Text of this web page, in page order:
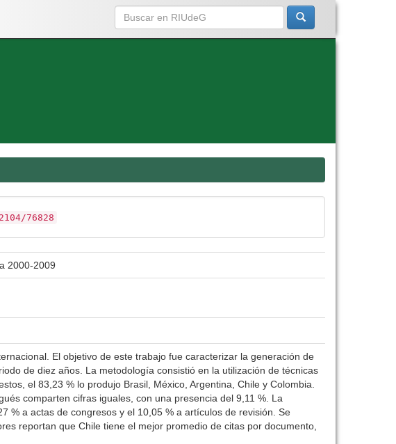
76828
2000-2009
El objetivo de este trabajo fue caracterizar la generación de
de diez años. La metodología consistió en la utilización de técnicas
el 83,23 % lo produjo Brasil, México, Argentina, Chile y Colombia.
comparten cifras iguales, con una presencia del 9,11 %. La
% a actas de congresos y el 10,05 % a artículos de revisión. Se
reportan que Chile tiene el mejor promedio de citas por documento,